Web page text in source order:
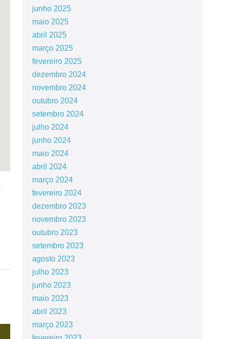
junho 2025
maio 2025
abril 2025
março 2025
fevereiro 2025
dezembro 2024
novembro 2024
outubro 2024
setembro 2024
julho 2024
junho 2024
maio 2024
abril 2024
março 2024
fevereiro 2024
dezembro 2023
novembro 2023
outubro 2023
setembro 2023
agosto 2023
julho 2023
junho 2023
maio 2023
abril 2023
março 2023